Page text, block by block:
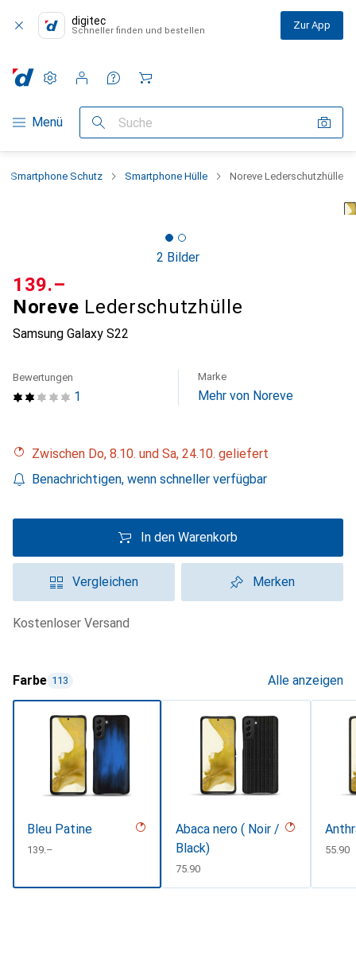
digitec
Schneller finden und bestellen Zur App
Navigation nach Kategorien
Menü Suche
Einstellungen
Kundenkonto
Vergleichslisten
Merklisten
Warenkorb
Smartphone Schutz Smartphone Hülle Noreve Lederschutzhülle
2 Bilder
Noreve Lederschutzhülle
Samsung Galaxy S22
CHF
139.–
1
Bewertungen Marke
Mehr von Noreve
Zwischen Do, 8.10. und Sa, 24.10. geliefert
Benachrichtigen, wenn schneller verfügbar
In den Warenkorb
Vergleichen Merken
kostenloser Versand
Farbe 113 Alle anzeigen
Bleu Patine
CHF
139.–
Abaca nero ( Noir /
Black)
CHF
75.90
CHF
55.90